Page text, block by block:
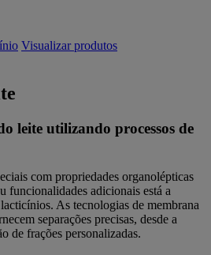
Visualizar produtos
leite utilizando processos de
com propriedades organolépticas
funcionalidades adicionais está a
As tecnologias de membrana
separações precisas, desde a
de frações personalizadas.